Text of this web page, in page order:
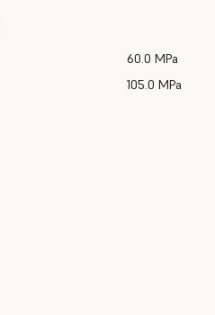
60.0 MPa
105.0 MPa